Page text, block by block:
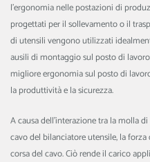
l'ergonomia nelle postazioni di
progettati per il sollevamento o il
di utensili vengono utilizzati
ausili di montaggio sul posto di
migliore ergonomia sul posto di
la produttività e la sicurezza.
A causa dell'interazione tra la molla
cavo del bilanciatore utensile, la
corsa del cavo. Ciò rende il carico